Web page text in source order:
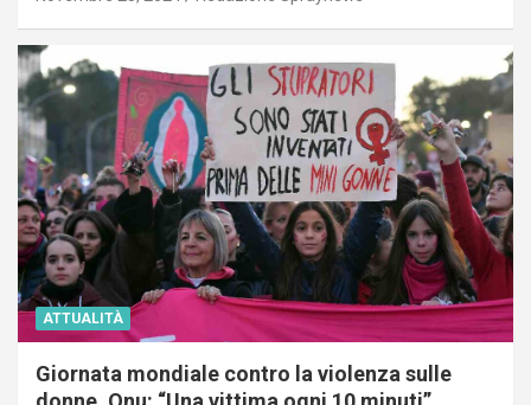
ATTUALITÀ
Giornata mondiale contro la violenza sulle